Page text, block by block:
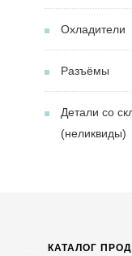
Охладители
Разъёмы
Детали со
(неликвиды)
КАТАЛОГ